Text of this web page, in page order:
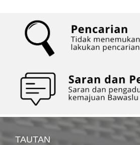
TAUTAN